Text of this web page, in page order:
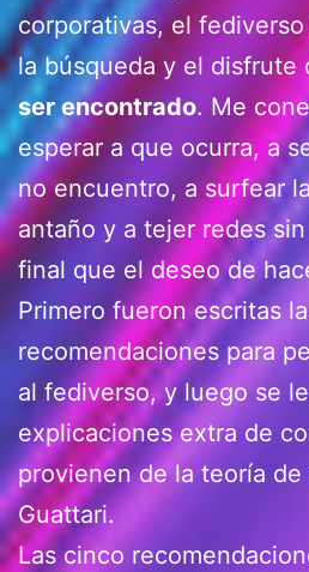
corporativas, el
la búsqueda y el disfrute
ser encontrado. Me
esperar a que ocurra, a
no encuentro, a surfear
antaño y a tejer redes
final que el deseo de
Primero fueron escritas
recomendaciones para
al fediverso, y luego se
explicaciones extra de
provienen de la teoría de
Guattari.
Las cinco